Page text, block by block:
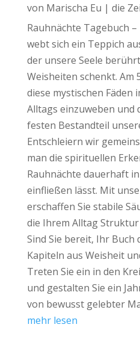
von Marischa Eu | die
Rauhnächte Tagebuch
webt sich ein Teppich
der unsere Seele
Weisheiten schenkt. Am
diese mystischen Fäden
Alltags einzuweben und
festen Bestandteil
Entschleiern wir
man die spirituellen
Rauhnächte dauerhaft
einfließen lässt. Mit
erschaffen Sie stabile
die Ihrem Alltag
Sind Sie bereit, Ihr Buch
Kapiteln aus Weisheit
Treten Sie ein in den
und gestalten Sie ein
von bewusst gelebter
mehr lesen